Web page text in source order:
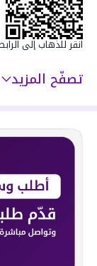
انقر للذهاب إلى
تصفّح المزيد